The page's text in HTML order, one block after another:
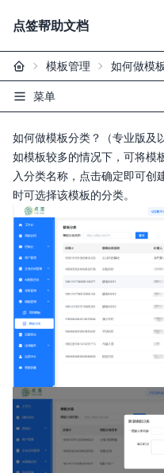
点签帮助文档
模板管理
如何做模
菜单
如何做模板分类？（专业版及
如模板较多的情况下，可将模
入分类名称，点击确定即可创
时可选择该模板的分类。